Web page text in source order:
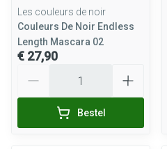
Les couleurs de noir
Couleurs De Noir Endless
Length Mascara 02
€ 27,90
Bestel